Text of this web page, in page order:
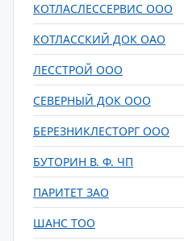
КОТЛАСЛЕССЕРВИС ООО
КОТЛАССКИЙ ДОК ОАО
ЛЕССТРОЙ ООО
СЕВЕРНЫЙ ДОК ООО
БЕРЕЗНИКЛЕСТОРГ ООО
БУТОРИН В. Ф. ЧП
ПАРИТЕТ ЗАО
ШАНС ТОО